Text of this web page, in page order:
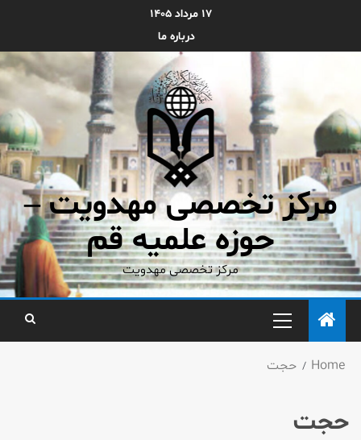
۱۷ مرداد ۱۴۰۵
درباره ما
مرکز تخصصی مهدویت –
حوزه علمیه قم
مرکز تخصصی مهدویت
Home حجت
حجت